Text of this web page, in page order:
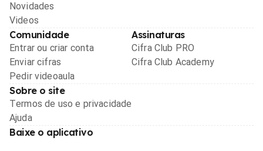
Novidades
Videos
Comunidade
Entrar ou criar conta
Enviar cifras
Pedir videoaula
Assinaturas
Cifra Club PRO
Cifra Club Academy
Sobre o site
Termos de uso e privacidade
Ajuda
Baixe o aplicativo